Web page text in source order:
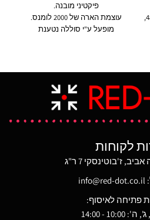
מותאם לאקדחי גלוק 43, 48,
פיקטיני מובנה.
עוצמת הארה של 2000 לומנס.
מופעל ע"י סוללה נטענת
מק״ט 89009
לקוחות
ז'בוטינסקי 7 ר"ג
info@red-dot.co.il
פתיחה לאיסוף:
10:00 - 14:00